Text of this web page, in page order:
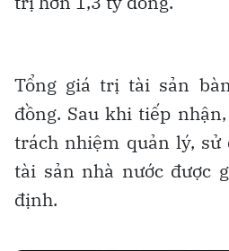
Tổng giá trị tài sản
đồng. Sau khi tiếp
trách nhiệm quản lý, sử
tài sản nhà nước được
định.